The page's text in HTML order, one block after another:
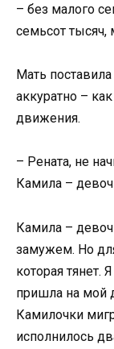
– без малого
семьсот тысяч,
Мать
аккуратно –
движения.
– Рената, не
Камила –
Камила –
замужем. Но
которая тянет.
пришла на мой
Камилочки
исполнилось